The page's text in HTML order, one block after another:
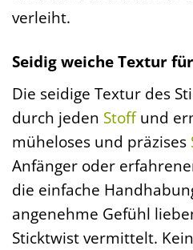
verleiht.
Seidig weiche Textur
Die seidige Textur des
durch jeden Stoffund
müheloses und präzises
Anfänger oder
die einfache
angenehme Gefühl
Sticktwist vermittelt.